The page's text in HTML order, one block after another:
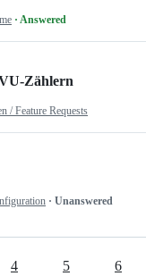
· Answered
Zählern
/ Feature Requests
· Unanswered
4 5 6